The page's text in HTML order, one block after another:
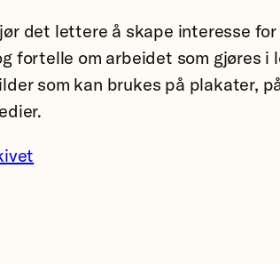
det lettere å skape interesse for
fortelle om arbeidet som gjøres i
som kan brukes på plakater,